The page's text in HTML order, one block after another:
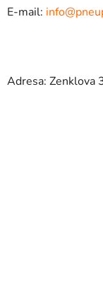
E-mail:
Adresa: Zenklova